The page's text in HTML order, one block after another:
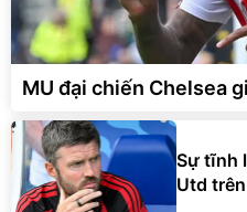
MU đại chiến Chelsea
Sự tĩnh
Utd